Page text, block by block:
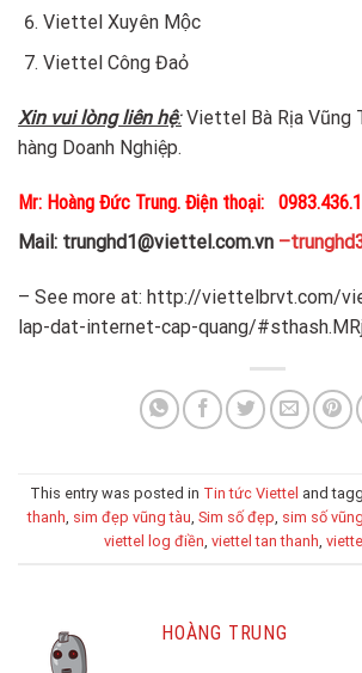
Viettel Xuyên Mộc
Viettel Công Đaỏ
Xin vui lòng liên hệ:Viettel Bà Rịa Vũng
hàng Doanh Nghiệp.
Mr: Hoàng Đức Trung. Điện thoại:
Mail: trunghd1@viettel.com.vn
– See more at: http://viettelbrvt.com/
lap-dat-internet-cap-quang/
This entry was posted in Tin tức Viettel and
thanh, sim đẹp vũng tàu, Sim số đẹp, sim số
viettel log điền, viettel tan thanh,
HOÀNG TRUNG